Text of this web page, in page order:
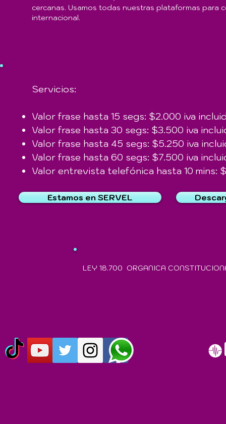
cercanas. Usamos todas nuestras plataformas para
internacional.
Servicios:​
Valor frase hasta 15 segs: $2.000 iva
Valor frase hasta 30 segs: $3.500 iva
Valor frase hasta 45 segs: $5.250 iva
Valor frase hasta 60 segs: $7.500 iva
Valor entrevista telefónica hasta 10 mins:
Estamos en SERVEL
LEY 18.700 ORGANICA